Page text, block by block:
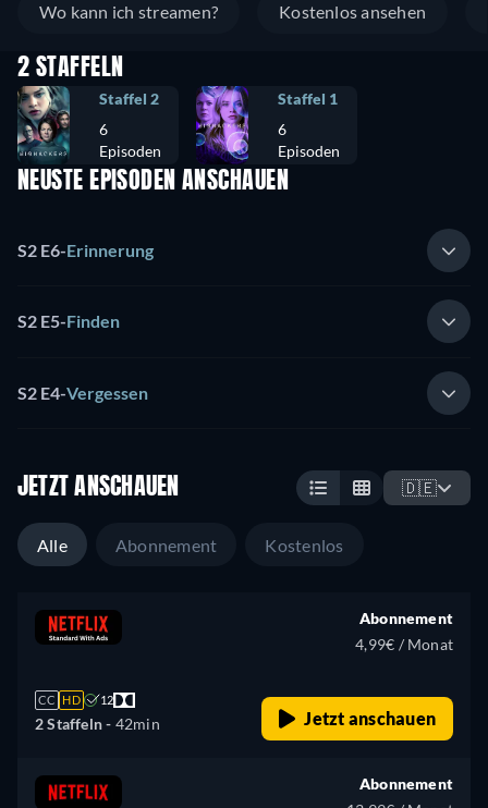
Wo kann ich streamen? Kostenlos ansehen
2 STAFFELN
Staffel 2
6
Episoden
Staffel 1
6
Episoden
NEUSTE EPISODEN ANSCHAUEN
S2 E6-Erinnerung
S2 E5-Finden
S2 E4-Vergessen
JETZT ANSCHAUEN 🇩🇪
Alle Abonnement Kostenlos
CC HD 12
2 Staffeln - 42min
Abonnement
4,99€ / Monat
Jetzt anschauen
Abonnement